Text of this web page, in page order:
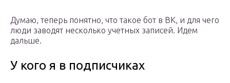
Думаю, теперь понятно, что такое бот в ВК, и для чего
люди заводят несколько учетных записей. Идем
дальше.
У кого я в подписчиках